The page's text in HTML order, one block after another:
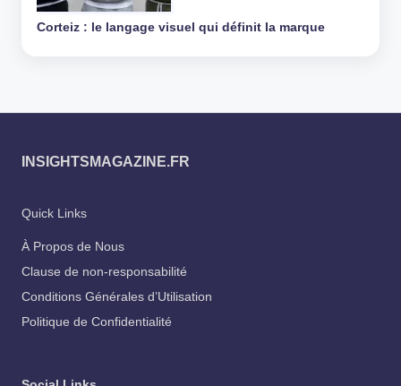
Corteiz : le langage visuel qui définit la marque
INSIGHTSMAGAZINE.FR
Quick Links
À Propos de Nous
Clause de non-responsabilité
Conditions Générales d’Utilisation
Politique de Confidentialité